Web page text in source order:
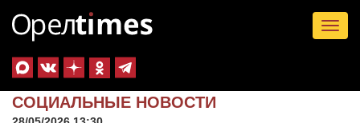
СОЦИАЛЬНЫЕ НОВОСТИ